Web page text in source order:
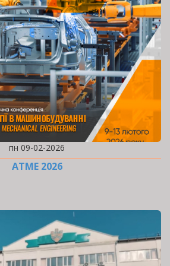
пн 09-02-2026
ATME 2026